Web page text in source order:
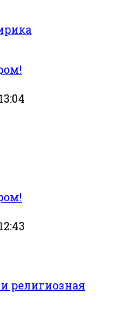
религиозная